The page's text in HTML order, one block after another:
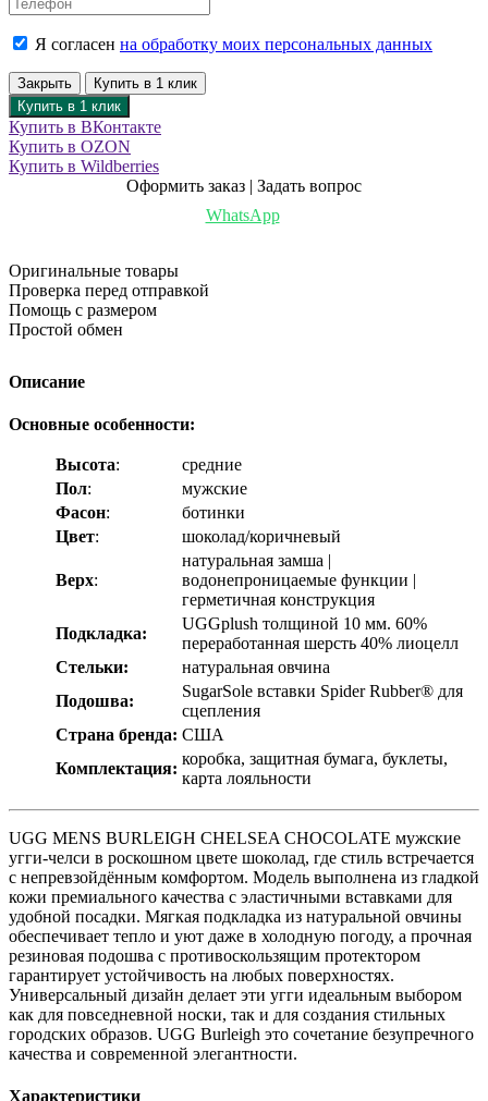
Я согласен на обработку моих персональных данных
Закрыть
Купить в 1 клик
Купить в 1 клик
Купить в ВКонтакте
Купить в OZON
Купить в Wildberries
Оформить заказ | Задать вопрос
WhatsApp
Оригинальные товары
Проверка перед отправкой
Помощь с размером
Простой обмен
Описание
Основные особенности:
Высота:
средние
Пол:
мужские
Фасон:
ботинки
Цвет: шоколад/коричневый
Верх:
натуральная замша |
водонепроницаемые функции |
герметичная конструкция
Подкладка:
UGGplush толщиной 10 мм. 60%
переработанная шерсть 40% лиоцелл
Стельки:
натуральная овчина
Подошва:
SugarSole вставки Spider Rubber® для
сцепления
Страна бренда: США
Комплектация:
коробка, защитная бумага, буклеты,
карта лояльности
UGG MENS BURLEIGH CHELSEA CHOCOLATE мужские
угги-челси в роскошном цвете шоколад, где стиль встречается
с непревзойдённым комфортом. Модель выполнена из гладкой
кожи премиального качества с эластичными вставками для
удобной посадки. Мягкая подкладка из натуральной овчины
обеспечивает тепло и уют даже в холодную погоду, а прочная
резиновая подошва с противоскользящим протектором
гарантирует устойчивость на любых поверхностях.
Универсальный дизайн делает эти угги идеальным выбором
как для повседневной носки, так и для создания стильных
городских образов. UGG Burleigh это сочетание безупречного
качества и современной элегантности.
Характеристики